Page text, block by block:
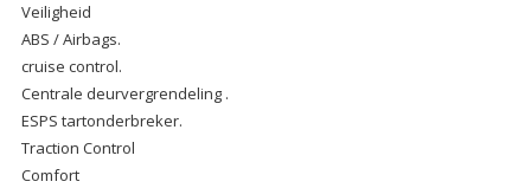
Veiligheid
ABS / Airbags.
cruise control.
Centrale deurvergrendeling .
ESPS tartonderbreker.
Traction Control
Comfort